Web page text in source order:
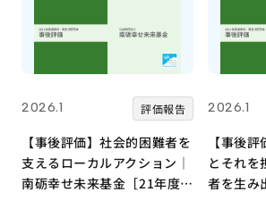
2026.1 評価報告
【事後評価】社会的困難者を
支えるローカルアクション｜
南砺幸せ未来基金［21年度通
2026.1
【事後
とそれを
者を生み